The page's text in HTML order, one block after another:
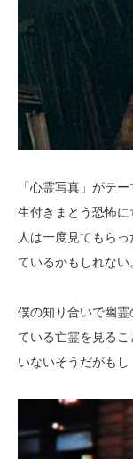
「心霊写真」がテ
生付きまとう恐怖
人は一度見てもら
ているかもしれない
僕の知り合いで幽
ている亡霊を見る
いないそうだがもし